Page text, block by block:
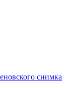
снимка